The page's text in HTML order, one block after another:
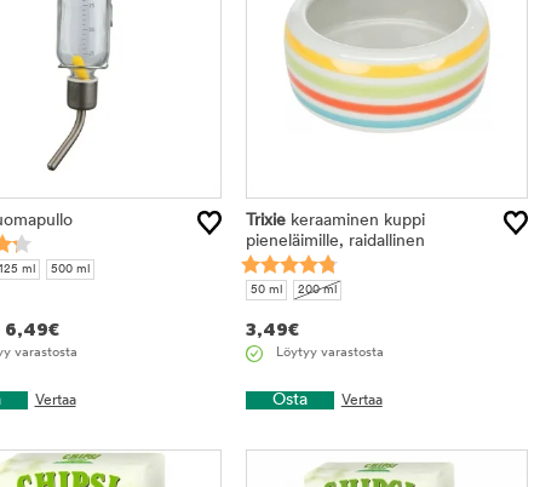
125 ml 500 ml
6,49€
varastosta
Vertaa
Trixiekeraaminen kuppi
pieneläimille, raidallinen
50 ml 200 ml
3,49€
Löytyy varastosta
Osta Vertaa